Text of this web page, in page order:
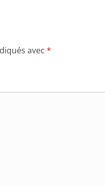
avec *